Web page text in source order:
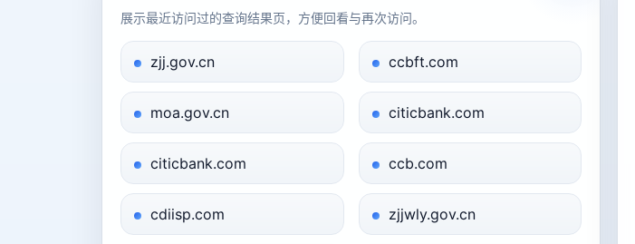
展示最近访问过的查询结果页，方便回看与再次访问。
zjj.gov.cn ccbft.com
moa.gov.cn citicbank.com
citicbank.com ccb.com
cdiisp.com zjjwly.gov.cn